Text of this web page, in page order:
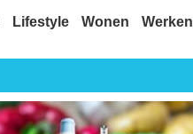
Lifestyle Wonen Werken